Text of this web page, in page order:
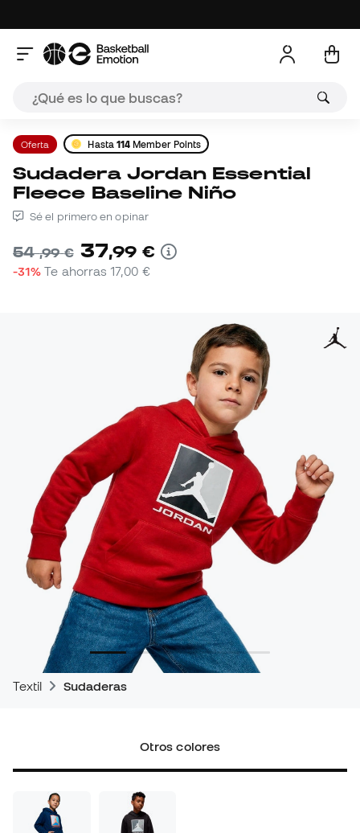
Oferta Hasta 114 Member Points
Sudadera Jordan Essential
Fleece Baseline Niño
Sé el primero en opinar
54,99 € 37,99 €
-31% Te ahorras17,00 €
Textil Sudaderas
Otros colores